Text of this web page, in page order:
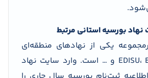
بورسیه استانی مرتبط
یکی از نهادهای منطقه‌ای
مانند EDISU، ER.GO، DSU و … است. وارد سایت نهاد